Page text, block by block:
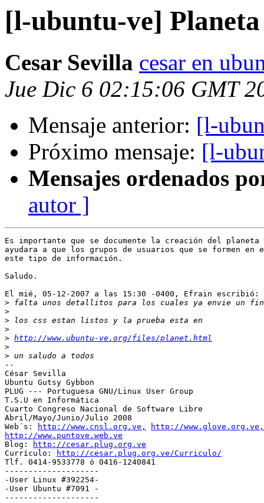
[l-ubuntu-ve]
Cesar Sevilla cesar en
Jue Dic 6 02:15:06 GMT
Mensaje anterior: [l-
Próximo mensaje: [l-
Mensajes ordenados
autor ]
Es importante que se documente la creación del planeta
ayudara a que los grupos de usuarios que se formen en
este tipo de información.
Saludo.
El mié, 05-12-2007 a las 15:30 -0400, Efrain escribió:
>
>
>
>
> http://www.ubuntu-ve.org/files/planet.html
>
>
--
César Sevilla
Ubuntu Gutsy Gybbon
PLUG --- Portuguesa GNU/Linux User Group
T.S.U en Informática
Cuarto Congreso Nacional de Software Libre
Abril/Mayo/Junio/Julio 2008
Web´s:
http://www.cnsl.org.ve,
http://www.glove.org.ve,
http://www.puntove.web.ve
Blog:
http://cesar.plug.org.ve
Currículo:
http://cesar.plug.org.ve/Curriculo/
Tlf. 0414-9533778 ó 0416-1240841
--------------------
-User Linux #392254-
-User Ubuntu #7091 -
--------------------